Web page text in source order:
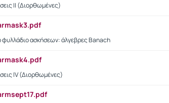
ΙΙ (Διορθωμένες)
φυλλάδιο ασκήσεων: άλγεβρες Banach
ΙV (Διορθωμένες)